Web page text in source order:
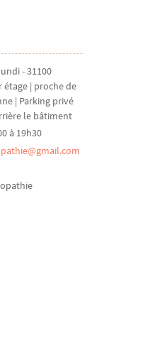
- 31100
étage | proche de
| Parking privé
le bâtiment
à 19h30